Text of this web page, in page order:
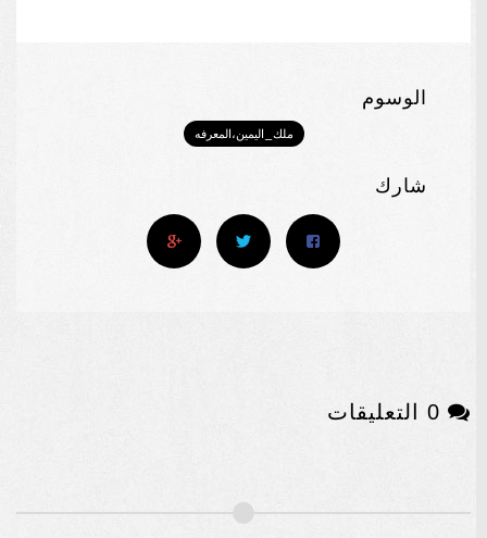
الوسوم
ملك_اليمين،المعرفه
شارك
0 التعليقات